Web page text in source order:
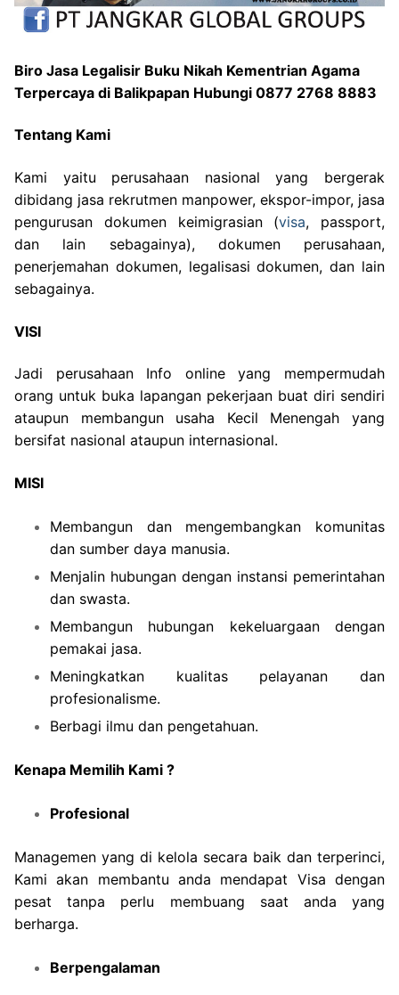
Biro Jasa Legalisir Buku Nikah Kementrian Agama
Terpercaya di Balikpapan Hubungi 0877 2768 8883
Tentang Kami
Kami yaitu perusahaan nasional yang bergerak
dibidang jasa rekrutmen manpower, ekspor-impor, jasa
pengurusan dokumen keimigrasian (visa, passport,
dan lain sebagainya), dokumen perusahaan,
penerjemahan dokumen, legalisasi dokumen, dan lain
sebagainya.
VISI
Jadi perusahaan Info online yang mempermudah
orang untuk buka lapangan pekerjaan buat diri sendiri
ataupun membangun usaha Kecil Menengah yang
bersifat nasional ataupun internasional.
MISI
Membangun dan mengembangkan komunitas
dan sumber daya manusia.
Menjalin hubungan dengan instansi pemerintahan
dan swasta.
Membangun hubungan kekeluargaan dengan
pemakai jasa.
Meningkatkan kualitas pelayanan dan
profesionalisme.
Berbagi ilmu dan pengetahuan.
Kenapa Memilih Kami ?
Profesional
Managemen yang di kelola secara baik dan terperinci,
Kami akan membantu anda mendapat Visa dengan
pesat tanpa perlu membuang saat anda yang
berharga.
Berpengalaman